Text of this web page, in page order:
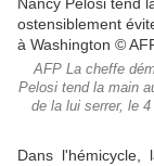
AFP La cheffe
Pelosi tend la main
de la lui serrer, le
Dans l'hémicycle,